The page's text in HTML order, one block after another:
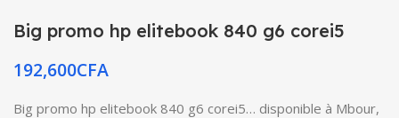
Big promo hp elitebook 840 g6 corei5
192,600CFA
Big promo hp elitebook 840 g6 corei5… disponible à Mbour,